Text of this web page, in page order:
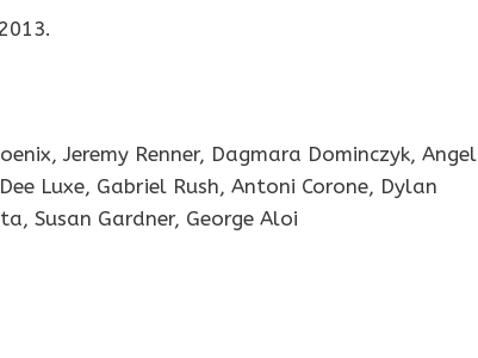
Jeremy Renner, Dagmara Dominczyk,
Luxe, Gabriel Rush, Antoni Corone, Dylan
Susan Gardner, George Aloi